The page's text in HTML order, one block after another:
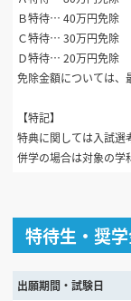
Ｂ特待… 40万円免除
Ｃ特待… 30万円免除
Ｄ特待… 20万円免除
免除金額については、
【特記】
特典に関しては入試選
併学の場合は対象の学
特待生・奨
出願期間・試験日